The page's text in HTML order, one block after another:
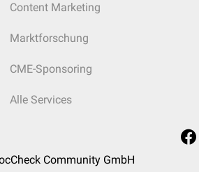
Content Marketing
Marktforschung
CME-Sponsoring
Alle Services
Community GmbH